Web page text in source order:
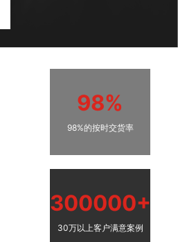
98%
98%的按时交货率
300000+
30万以上客户满意案例